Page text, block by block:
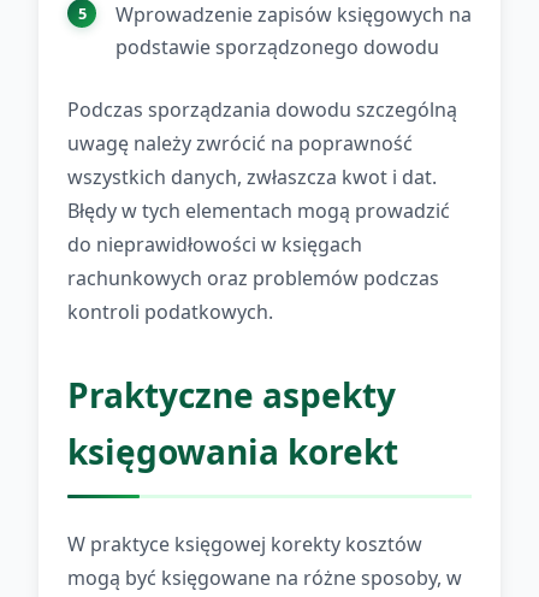
Wprowadzenie zapisów księgowych na
podstawie sporządzonego dowodu
Podczas sporządzania dowodu szczególną
uwagę należy zwrócić na poprawność
wszystkich danych, zwłaszcza kwot i dat.
Błędy w tych elementach mogą prowadzić
do nieprawidłowości w księgach
rachunkowych oraz problemów podczas
kontroli podatkowych.
Praktyczne aspekty
księgowania korekt
W praktyce księgowej korekty kosztów
mogą być księgowane na różne sposoby, w